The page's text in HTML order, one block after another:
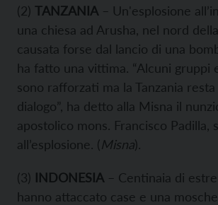
(2) TANZANIA – Un'esplosione
una chiesa ad Arusha, nel nord della
causata forse dal lancio di una
ha fatto una vittima. “Alcuni gruppi
sono rafforzati ma la Tanzania
dialogo”, ha detto alla Misna il
apostolico mons. Francisco Padilla,
all’esplosione. (Misna).
(3) INDONESIA – Centinaia di
hanno attaccato case e una